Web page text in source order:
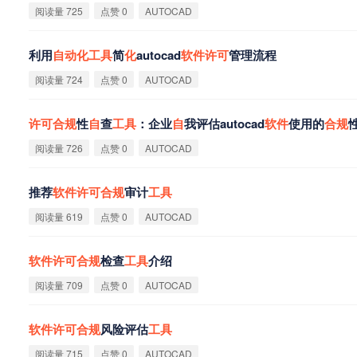
阅读量 725 点赞 0 AUTOCAD
利用自动化工具简化autocad软件许可管理流程
阅读量 724 点赞 0 AUTOCAD
许可合规性自查工具 ：企业自我评估autocad软件使用的合规
阅读量 726 点赞 0 AUTOCAD
推荐软件许可合规审计工具
阅读量 619 点赞 0 AUTOCAD
软件许可合规检查工具介绍
阅读量 709 点赞 0 AUTOCAD
软件许可合规风险评估工具
阅读量 715 点赞 0 AUTOCAD